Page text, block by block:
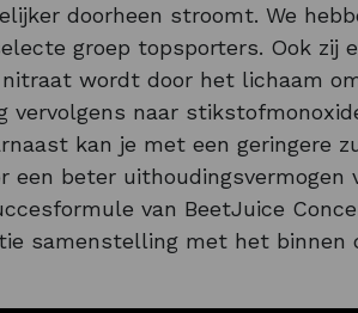
doorheen stroomt. We
groep topsporters. Ook zij
wordt door het lichaam
naar
kan je met een geringere
een beter uithoudingsvermogen
van BeetJuice
samenstelling met het binnen